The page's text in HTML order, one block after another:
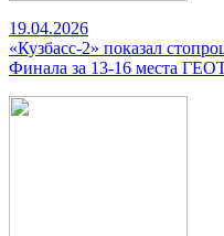
19.04.2026
«Кузбасс-2» показал
Финала за 13-16 места